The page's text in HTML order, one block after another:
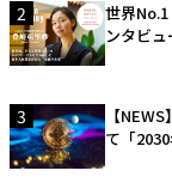
2
世界
ンタビュ
3
【
て「